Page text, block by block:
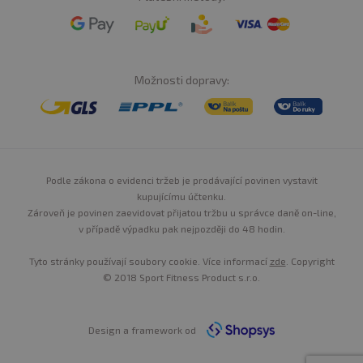
Možnosti dopravy:
Podle zákona o evidenci tržeb je prodávající povinen vystavit
kupujícímu účtenku.
Zároveň je povinen zaevidovat přijatou tržbu u správce daně on-line,
v případě výpadku pak nejpozději do 48 hodin.
Tyto stránky používají soubory cookie. Více informací zde . Copyright
© 2018 Sport Fitness Product s.r.o.
Design a framework od